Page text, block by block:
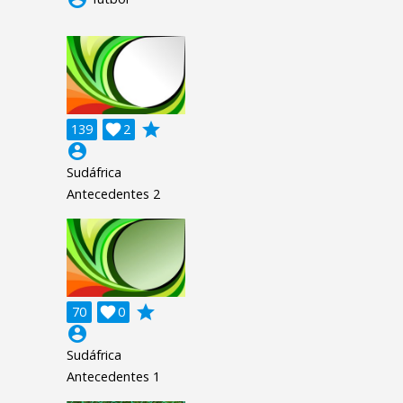
139 2

grade
account_circle
Sudáfrica
Antecedentes 2
70 0

grade
account_circle
Sudáfrica
Antecedentes 1